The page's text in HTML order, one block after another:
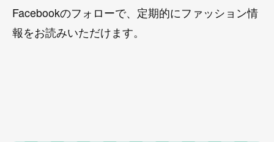
Facebookのフォローで、定期的にファッション情
報をお読みいただけます。